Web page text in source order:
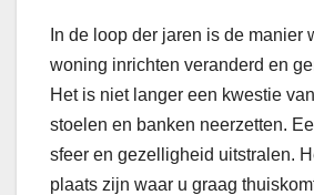
In de loop der jaren is de manier
woning inrichten veranderd en
Het is niet langer een kwestie
stoelen en banken neerzetten.
sfeer en gezelligheid uitstralen.
plaats zijn waar u graag